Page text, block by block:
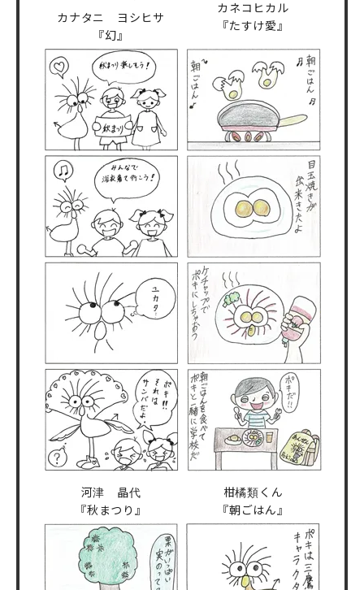
カナタニ ヨシヒサ
『幻』
カネコヒカル
『たすけ愛』
河津 晶代
『秋まつり』
柑橘類くん
『朝ごはん』